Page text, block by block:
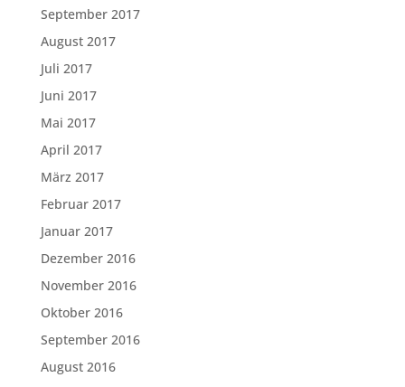
September 2017
August 2017
Juli 2017
Juni 2017
Mai 2017
April 2017
März 2017
Februar 2017
Januar 2017
Dezember 2016
November 2016
Oktober 2016
September 2016
August 2016